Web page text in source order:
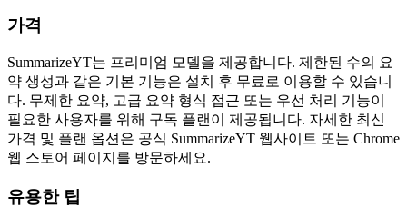
가격
SummarizeYT는 프리미엄 모델을 제공합니다. 제한된 수의 요
약 생성과 같은 기본 기능은 설치 후 무료로 이용할 수 있습니
다. 무제한 요약, 고급 요약 형식 접근 또는 우선 처리 기능이
필요한 사용자를 위해 구독 플랜이 제공됩니다. 자세한 최신
가격 및 플랜 옵션은 공식 SummarizeYT 웹사이트 또는 Chrome
웹 스토어 페이지를 방문하세요.
유용한 팁